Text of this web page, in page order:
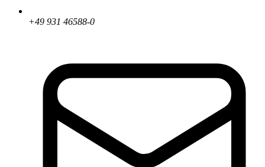
+49 931 46588-0